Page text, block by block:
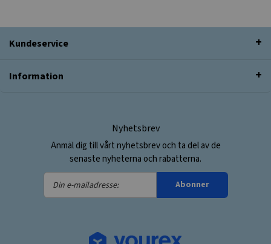
Kundeservice
Information
Nyhetsbrev
Anmäl dig till vårt nyhetsbrev och ta del av de
senaste nyheterna och rabatterna.
Din
e-
Abonner